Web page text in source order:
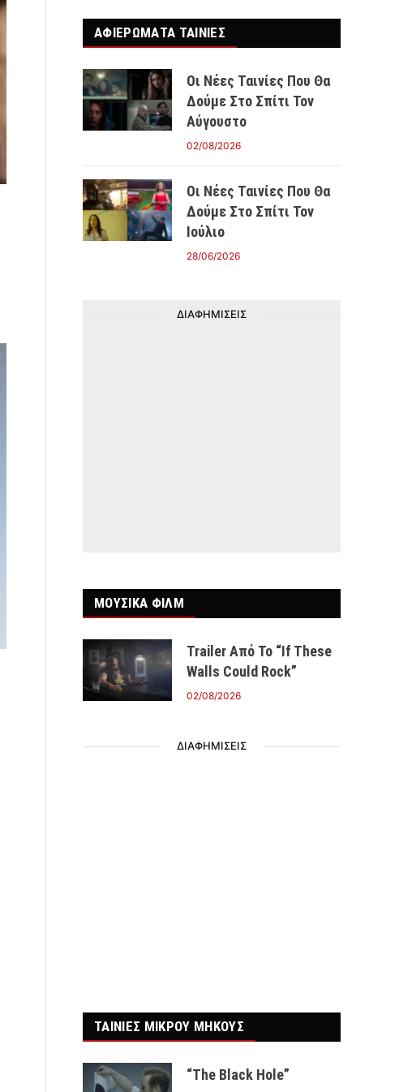
ΑΦΙΕΡΩΜΑΤΑ ΤΑΙΝΊΕΣ
Οι Νέες Ταινίες Που Θα
Δούμε Στο Σπίτι Τον
Αύγουστο
02/08/2026
Οι Νέες Ταινίες Που Θα
Δούμε Στο Σπίτι Τον
Ιούλιο
28/06/2026
ΔΙΑΦΗΜΙΣΕΙΣ
ΜΟΥΣΙΚΑ ΦΙΛΜ
Trailer Από Το “If These
Walls Could Rock”
02/08/2026
ΔΙΑΦΗΜΙΣΕΙΣ
ΤΑΙΝΙΕΣ ΜΙΚΡΟΥ ΜΗΚΟΥΣ
“The Black Hole”